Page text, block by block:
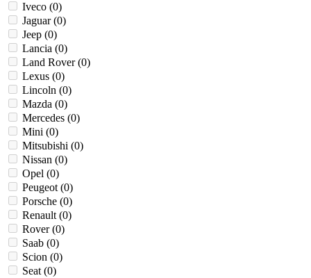
Iveco (0)
Jaguar (0)
Jeep (0)
Lancia (0)
Land Rover (0)
Lexus (0)
Lincoln (0)
Mazda (0)
Mercedes (0)
Mini (0)
Mitsubishi (0)
Nissan (0)
Opel (0)
Peugeot (0)
Porsche (0)
Renault (0)
Rover (0)
Saab (0)
Scion (0)
Seat (0)